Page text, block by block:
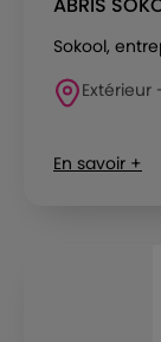
Sokool,
Extérieur
En savoir +